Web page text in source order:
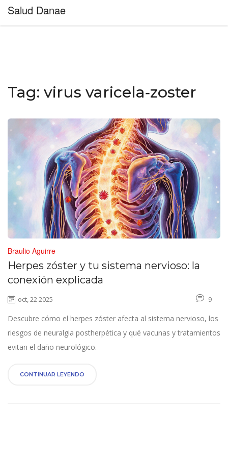
Salud Danae
Tag: virus varicela‑zoster
Braulio Aguirre
Herpes zóster y tu sistema nervioso: la
conexión explicada
oct, 22 2025 9
Descubre cómo el herpes zóster afecta al sistema nervioso, los
riesgos de neuralgia postherpética y qué vacunas y tratamientos
evitan el daño neurológico.
CONTINUAR LEYENDO